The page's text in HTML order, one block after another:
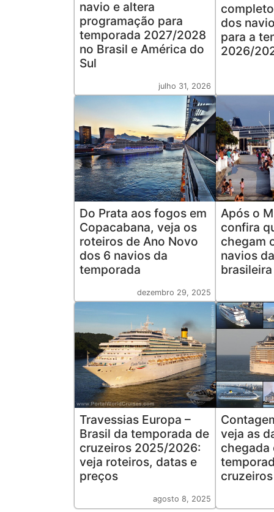
navio e altera
programação para
temporada 2027/2028
no Brasil e América do
Sul
julho 31, 2026
dos
para a
2026/
Do Prata aos fogos em
Copacabana, veja os
roteiros de Ano Novo
dos 6 navios da
temporada
dezembro 29, 2025
Após o
confira
chegam
navios
brasileira
Travessias Europa –
Brasil da temporada de
cruzeiros 2025/2026:
veja roteiros, datas e
preços
agosto 8, 2025
veja as
chegada